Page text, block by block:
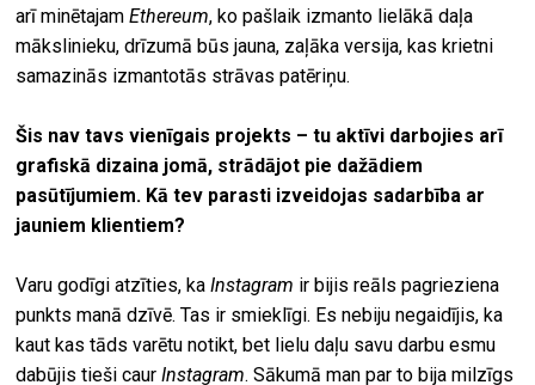
arī minētajamEthereum, ko pašlaik izmanto lielākā daļa
mākslinieku, drīzumā būs jauna, zaļāka versija, kas krietni
samazinās izmantotās strāvas patēriņu.
Šis nav tavs vienīgais projekts – tu aktīvi darbojies arī
grafiskā dizaina jomā, strādājot pie dažādiem
pasūtījumiem. Kā tev parasti izveidojas sadarbība ar
jauniem klientiem?
Varu godīgi atzīties, kaInstagram ir bijis reāls pagrieziena
punkts manā dzīvē. Tas ir smieklīgi. Es nebiju negaidījis, ka
kaut kas tāds varētu notikt, bet lielu daļu savu darbu esmu
dabūjis tieši caurInstagram. Sākumā man par to bija milzīgs